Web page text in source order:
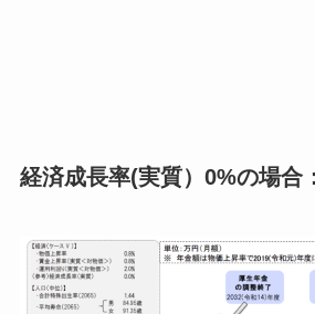
経済成長率(実質）0%の場合